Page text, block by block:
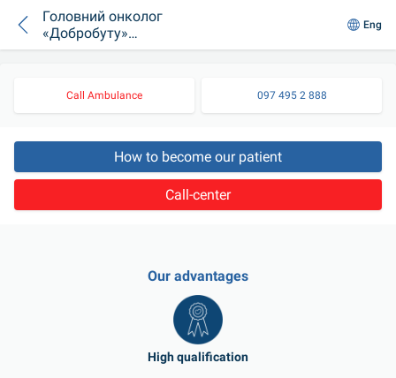
Головний онколог
«Добробуту»
Костянтин Копчак
людяного
ставлення на
онкопацієнтів
Eng
Call Ambulance 097 495 2 888
How to become our patient
Call-center
Our advantages